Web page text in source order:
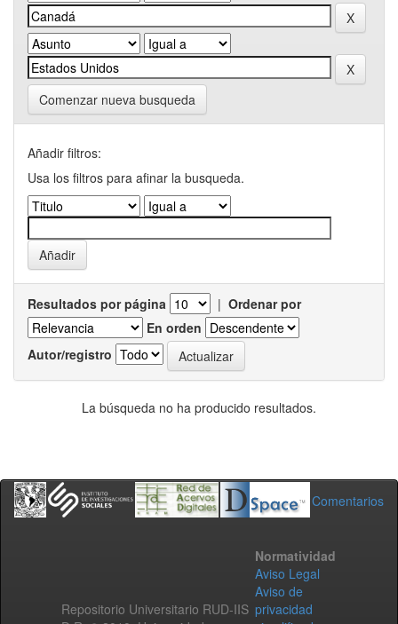
Comenzar nueva busqueda
Añadir filtros:
Usa los filtros para afinar la busqueda.
Resultados por página | Ordenar por
En orden
Autor/registro
La búsqueda no ha producido resultados.
Comentarios
Repositorio Universitario RUD-IIS
Normatividad
Aviso Legal
Aviso de
privacidad